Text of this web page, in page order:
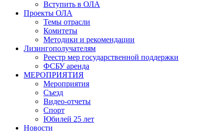
Вступить в ОЛА
Проекты ОЛА
Темы отрасли
Комитеты
Методики и рекомендации
Лизингополучателям
Реестр мер государственной поддержки
ФСБУ аренда
МЕРОПРИЯТИЯ
Мероприятия
Съезд
Видео-отчеты
Спорт
Юбилей 25 лет
Новости